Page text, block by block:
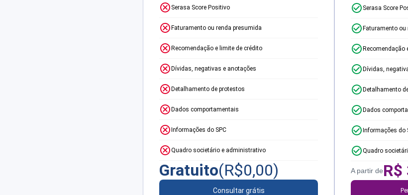
Serasa Score Positivo
Faturamento ou renda presumida
Recomendação e limite de crédito
Dívidas, negativas e anotações
Detalhamento de protestos
Dados comportamentais
Informações do SPC
Quadro societário e administrativo
Gratuito(R$0,00)
Consultar grátis
Serasa Score
Faturamento ou
Recomendação
Dívidas,
Detalhamento
Dados
Informações do
Quadro
A partir deR$